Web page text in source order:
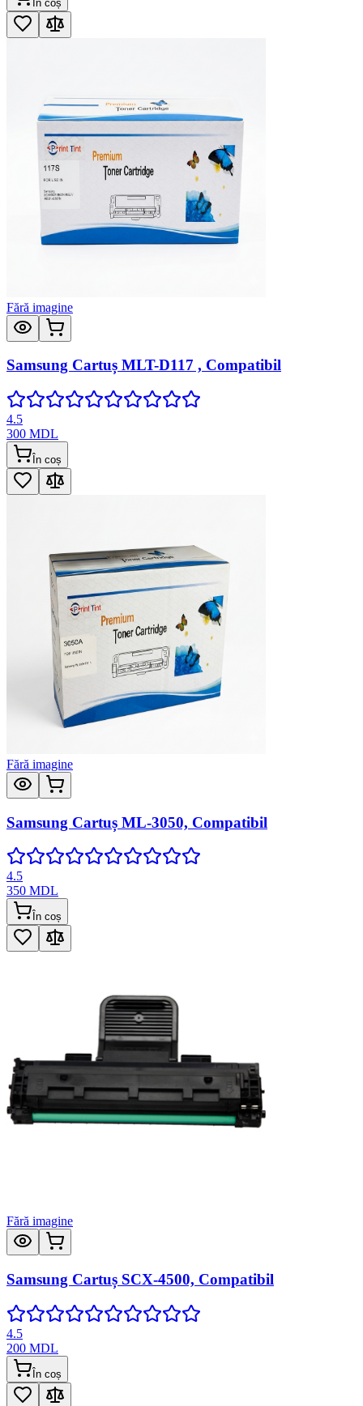
În coș
Fără imagine
Samsung Cartuș MLT-D117 , Compatibil
4.5
300 MDL
În coș
Fără imagine
Samsung Cartuș ML-3050, Compatibil
4.5
350 MDL
În coș
Fără imagine
Samsung Cartuș SCX-4500, Compatibil
4.5
200 MDL
În coș